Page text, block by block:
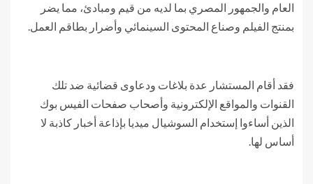
العام والجمهور المصري بما لديه من قيم ومبادئ، مما يضر
بمنتج الفيلم وصناع المحتوى السينمائي وأضرار بطاقم العمل.
فقد أقام المستشار عدة بلاغات ودعاوى قضائية ضد تلك
القنوات والمواقع الإلكترونية وأصحاب صفحات الفيس بوك
الذين أساءوا إستخدام السوشيال ميديا بإذاعة أخبار كاذبة لا
أساس لها.